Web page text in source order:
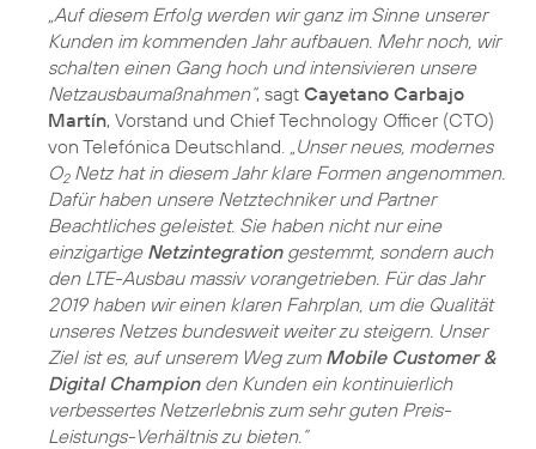
„Auf diesem Erfolg werden wir ganz im Sinne unserer
Kunden im kommenden Jahr aufbauen. Mehr noch, wir
schalten einen Gang hoch und intensivieren unsere
Netzausbaumaßnahmen“, sagt Cayetano Carbajo
Martín, Vorstand und Chief Technology Officer (CTO)
von Telefónica Deutschland.
„Unser neues, modernes
O2Netz hat in diesem Jahr klare Formen angenommen.
Dafür haben unsere Netztechniker und Partner
Beachtliches geleistet. Sie haben nicht nur eine
einzigartige Netzintegration gestemmt, sondern auch
den LTE-Ausbau massiv vorangetrieben. Für das Jahr
2019 haben wir einen klaren Fahrplan, um die Qualität
unseres Netzes bundesweit weiter zu steigern. Unser
Ziel ist es, auf unserem Weg zum Mobile Customer &
Digital Championden Kunden ein kontinuierlich
verbessertes Netzerlebnis zum sehr guten Preis-
Leistungs-Verhältnis zu bieten.“